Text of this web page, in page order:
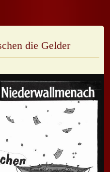
die Gelder